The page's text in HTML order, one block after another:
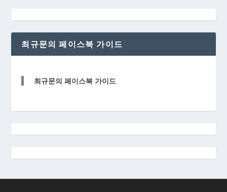
최규문의 페이스북 가이드
최규문의 페이스북 가이드